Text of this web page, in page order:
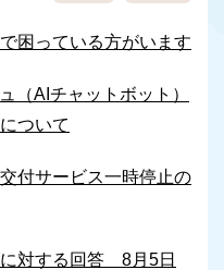
困っている方がいます
（AIチャットボット）
ついて
付サービス一時停止の
対する回答 8月5日